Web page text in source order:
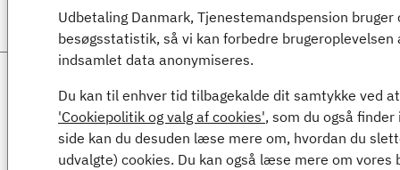
Udbetaling Danmark, Tjenestemandspension
besøgsstatistik, så vi kan forbedre
indsamlet data anonymiseres.
Du kan til enhver tid tilbagekalde dit samtykke ved
'Cookiepolitik og valg af cookies', som du også
side kan du desuden læse mere om, hvordan du
udvalgte) cookies. Du kan også læse mere om
Udbetaling Danmark, Tjenestemandspension
Kongens Vænge 8
3400 Hillerød